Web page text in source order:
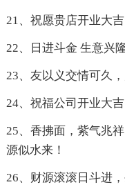
21、祝愿贵店开业大
22、日进斗金 生意兴
23、友以义交情可久
24、祝福公司开业大
25、香拂面，紫气兆
源似水来！
26、财源滚滚日斗进